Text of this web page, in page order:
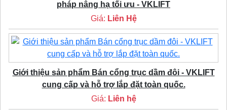
pháp nâng hạ tối ưu - VKLIFT
Giá: Liên Hệ
Giới thiệu sản phẩm Bán cổng trục dầm đôi - VKLIFT
cung cấp và hỗ trợ lắp đặt toàn quốc.
Giá: Liên hệ